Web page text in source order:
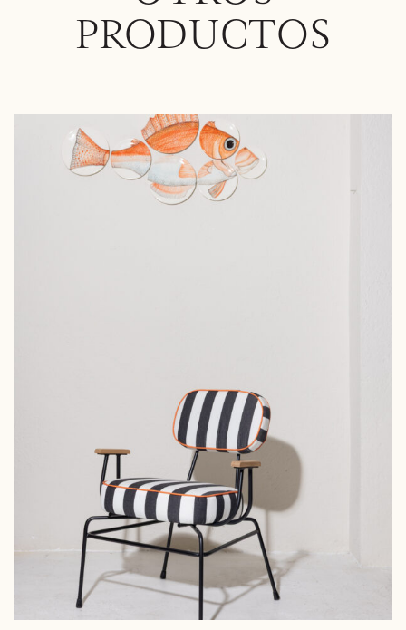
PRODUCTOS